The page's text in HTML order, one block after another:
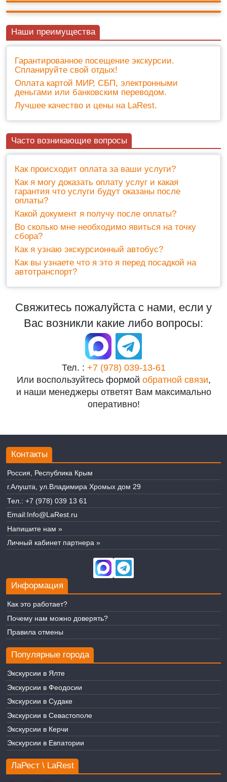
Наши преимущества
Гарантированное посещение экскурсии.
Спланируйте свой отдых!
Оплата картой МИР, СБП, электронными
деньгами или банковским переводом.
Лучшее качество и цены на LaRest.
Часто возникающие вопросы
Как происходит оплата за ваши услуги?
Как я могу доказать оплату услуг и какая
гарантия что услуги будут оказаны после
оплаты?
Какой документ я получу после оплаты?
Во сколько мне необходимо явиться на точку
сбора?
Как я узнаю экскурсионный автобус?
Как вы узнаете что я это я перед посадкой на
автотранспорт?
Свяжитесь пожалуйста с нами, если у
Вас возникли какие либо вопросы:
Тел. : +7 (978) 039-13-61
Или воспользуйтесь формой обратной связи,
и наши менеджеры ответят Вам максимально
оперативно!
Контакты
Россия, Республика Крым
г.Алушта, ул.Владимира Хромых дом 29
Тел.: +7 (978) 039 13 61
Email:Info@LaRest.ru
Напишите нам »
Личный кабинет партнера »
Информация
Как это работает?
Почему нам можно доверять?
Правила отмены
Популярные города
Экскурсии в Ялте
Экскурсии в Феодосии
Экскурсии в Судаке
Экскурсии в Севастополе
Экскурсии в Керчи
Экскурсии в Евпатории
ЛаРест \ LaRest